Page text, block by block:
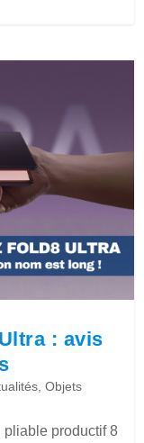
: avis
,Objets
pliable productif 8